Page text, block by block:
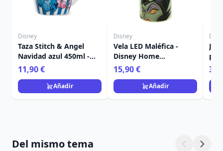
Disney
Taza Stitch & Angel
Navidad azul 450ml -
Egan Disney Home
11,90 €
Añadir
Disney
Vela LED Maléfica -
Disney Home
Frangrance Collection
15,90 €
Añadir
Del mismo tema